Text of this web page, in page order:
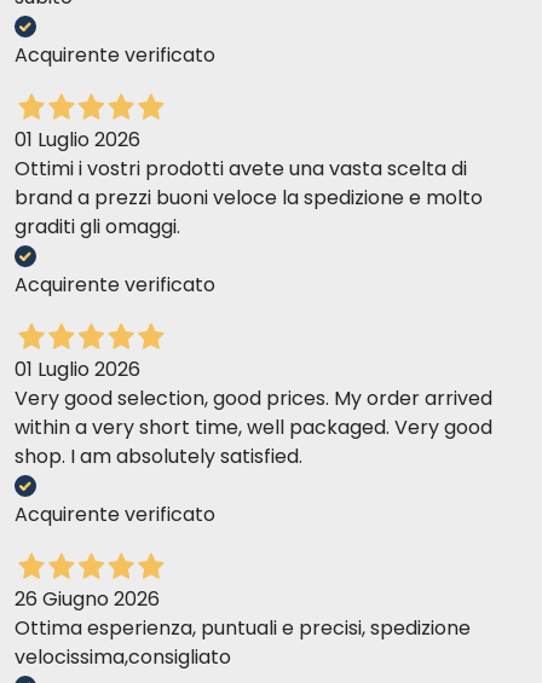
Composition
Additifs nutritionnels
Constituant analytique
Composition :
Additifs nutritionnels :
Constituants analytiques :
Luigi Bruno C
Perfette
MariaLuisa S
14-03-2017
Ingredienti naturali e molto apprezzata dalla gatta
Gianmichele D
Ottimo prodotto...i miei gatti lo adorano...lo riprenderò
sicuramente...
Donatella S
Ottimo! Le mie tre gattine ne vanno matte!
Caroline M
Il gatto lo mangia molto volentieri.
Acquirente verificato
01 Luglio 2026
Ottimi i vostri prodotti avete una vasta scelta di
brand a prezzi buoni veloce la spedizione e molto
graditi gli omaggi.
Acquirente verificato
01 Luglio 2026
Very good selection, good prices. My order arrived
within a very short time, well packaged. Very good
shop. I am absolutely satisfied.
Acquirente verificato
26 Giugno 2026
Ottima esperienza, puntuali e precisi, spedizione
velocissima,consigliato